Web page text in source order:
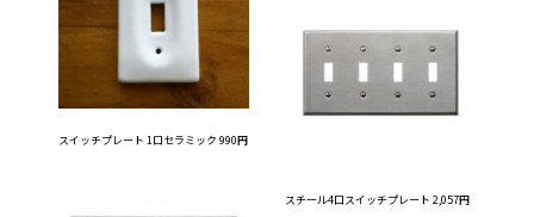
スイッチプレート 1口セラミック 990円
スチール4口スイッチプレート 2,057円